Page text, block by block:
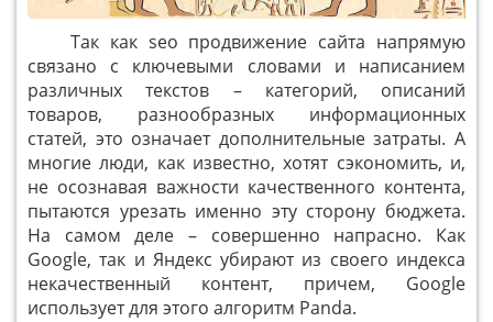
Так как seo продвижение сайта напрямую
связано с ключевыми словами и написанием
различных текстов – категорий, описаний
товаров, разнообразных информационных
статей, это означает дополнительные затраты. А
многие люди, как известно, хотят сэкономить, и,
не осознавая важности качественного контента,
пытаются урезать именно эту сторону бюджета.
На самом деле – совершенно напрасно. Как
Google, так и Яндекс убирают из своего индекса
некачественный контент, причем, Google
использует для этого алгоритм Panda.